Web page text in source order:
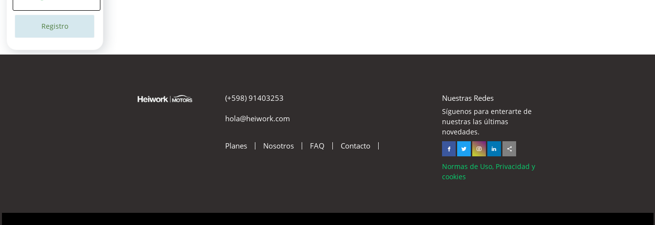
Registro
(+598) 91403253
hola@heiwork.com
Planes Nosotros FAQ Contacto
Nuestras Redes
Síguenos para enterarte de
nuestras las últimas
novedades.
Normas de Uso, Privacidad y
cookies